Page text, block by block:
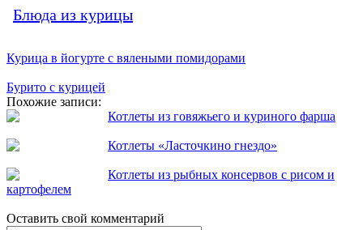
Блюда из курицы
Курица в йогурте с вялеными помидорами
Бурито с курицей
Похожие записи:
Котлеты из говяжьего и куриного фарша
Котлеты «Ласточкино гнездо»
Котлеты из рыбных консервов с рисом и
картофелем
Оставить свой комментарий